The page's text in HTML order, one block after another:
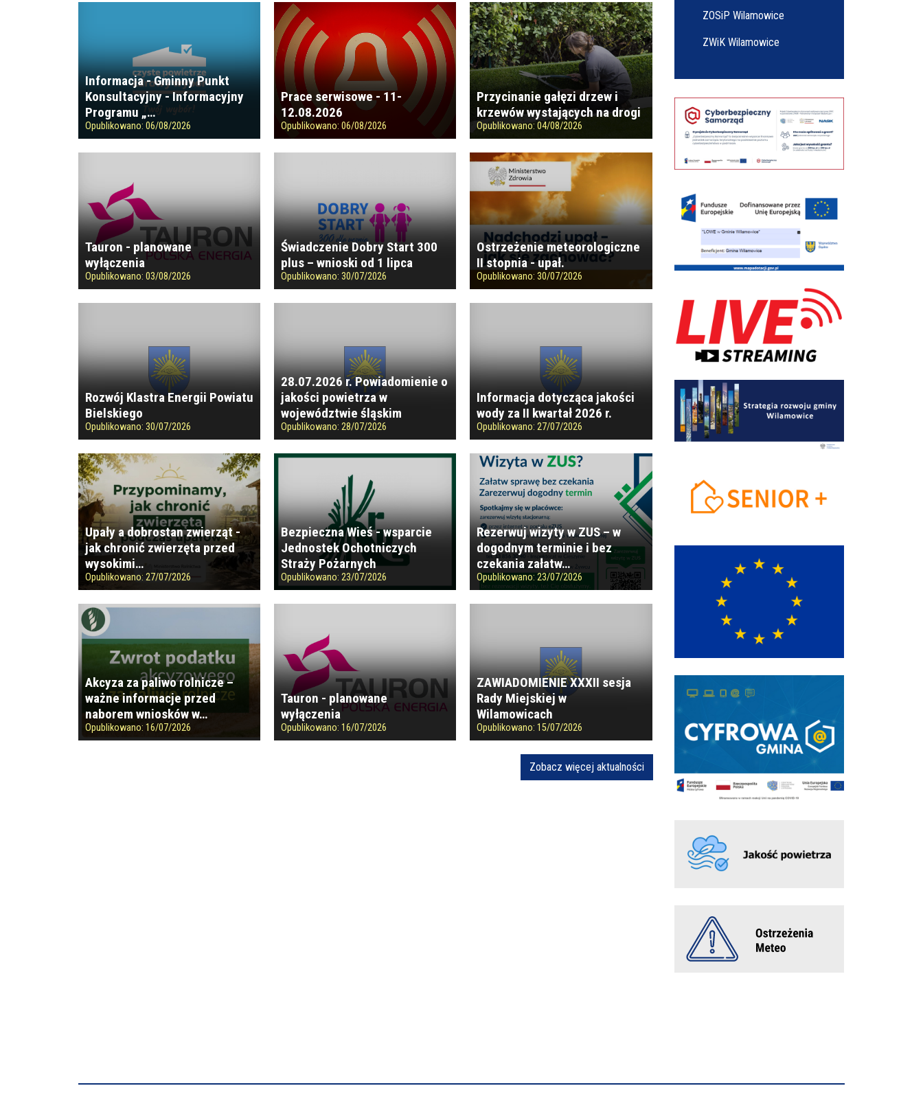
Wielki sukces młodych piłkarzy LKS Pasjonat
Dankowice!
Przegląd Zespołów Rockowych RockQpały
Tour de Pologne 2026 – czasowe utrudnienia w
Rajd Pojazdów Zabytkowych
województwa śląskiego
Animacja trasy - etap 5 - 83 Tour
83. Tour de Pologne ponownie w Gminie
Wilamowice !
Ogólnopolski Projekt Edukacyjny „eFajfy”
INFORMACJA O ĆWICZENIACH "ALARM 2026"
Informacja - Gminny Punkt
Konsultacyjny - Informacyjny
Programu „…
Opublikowano: 06/08/2026
Prace serwisowe - 11-
12.08.2026
Opublikowano:06/08/2026
Przycinanie gałęzi drzew i
krzewów wystających na drogi
Opublikowano:04/08/2026
Tauron - planowane
wyłączenia
Opublikowano: 03/08/2026
Świadczenie Dobry Start 300
plus – wnioski od 1 lipca
Opublikowano:30/07/2026
Ostrzeżenie meteorologiczne
II stopnia - upał.
Opublikowano:30/07/2026
Rozwój Klastra Energii Powiatu
Bielskiego
Opublikowano: 30/07/2026
28.07.2026 r. Powiadomienie o
jakości powietrza w
województwie śląskim
Opublikowano:28/07/2026
Informacja dotycząca jakości
wody za II kwartał 2026 r.
Opublikowano:27/07/2026
Upały a dobrostan zwierząt -
jak chronić zwierzęta przed
wysokimi…
Opublikowano: 27/07/2026
Bezpieczna Wieś - wsparcie
Jednostek Ochotniczych
Straży Pożarnych
Opublikowano:23/07/2026
Rezerwuj wizyty w ZUS – w
dogodnym terminie i bez
czekania załatw…
Opublikowano:23/07/2026
Akcyza za paliwo rolnicze –
ważne informacje przed
naborem wniosków w…
Opublikowano: 16/07/2026
Tauron - planowane
wyłączenia
Opublikowano:16/07/2026
ZAWIADOMIENIE XXXII sesja
Rady Miejskiej w
Wilamowicach
Opublikowano:15/07/2026
Zobacz więcej aktualności
ZOSiP Wilamowice
ZWiK Wilamowice